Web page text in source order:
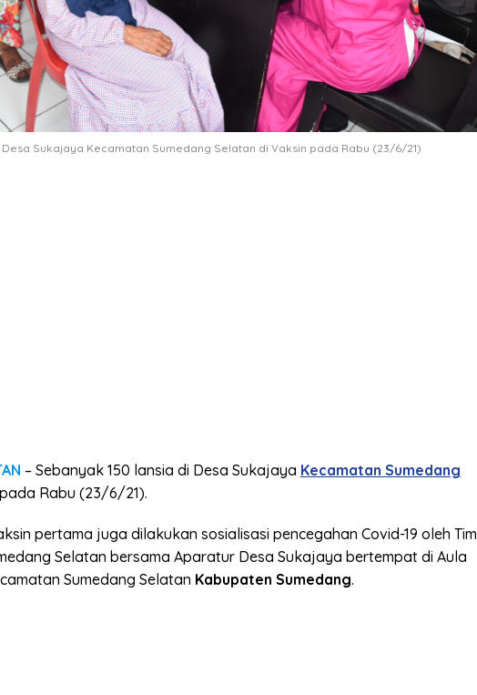
Sukajaya Kecamatan Sumedang Selatan di Vaksin pada Rabu (23/6/21)
– Sebanyak 150 lansia di Desa Sukajaya Kecamatan Sumedang
Rabu (23/6/21).
pertama juga dilakukan sosialisasi pencegahan Covid-19 oleh Tim
Selatan bersama Aparatur Desa Sukajaya bertempat di Aula
Sumedang Selatan Kabupaten Sumedang.